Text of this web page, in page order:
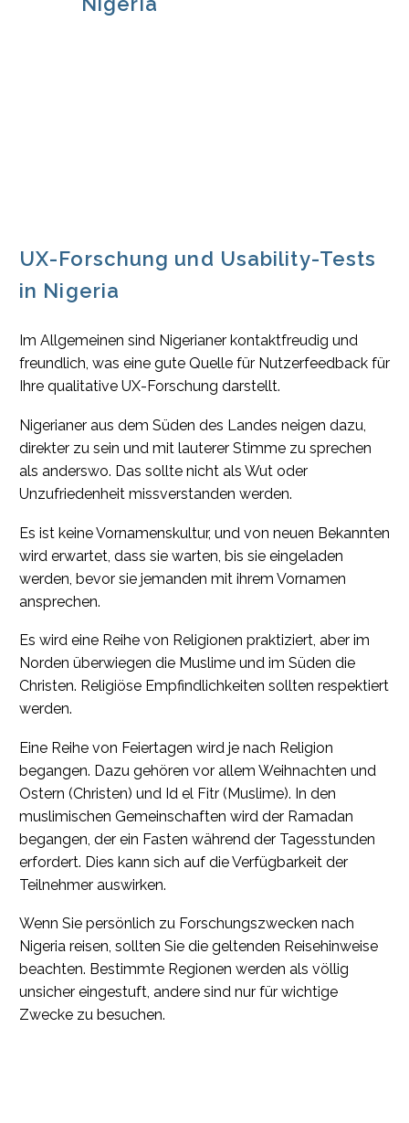
UX-Forschung und Usability-Tests
in Nigeria
Im Allgemeinen sind Nigerianer kontaktfreudig und
freundlich, was eine gute Quelle für Nutzerfeedback für
Ihre qualitative UX-Forschung darstellt.
Nigerianer aus dem Süden des Landes neigen dazu,
direkter zu sein und mit lauterer Stimme zu sprechen
als anderswo. Das sollte nicht als Wut oder
Unzufriedenheit missverstanden werden.
Es ist keine Vornamenskultur, und von neuen Bekannten
wird erwartet, dass sie warten, bis sie eingeladen
werden, bevor sie jemanden mit ihrem Vornamen
ansprechen.
Es wird eine Reihe von Religionen praktiziert, aber im
Norden überwiegen die Muslime und im Süden die
Christen. Religiöse Empfindlichkeiten sollten respektiert
werden.
Eine Reihe von Feiertagen wird je nach Religion
begangen. Dazu gehören vor allem Weihnachten und
Ostern (Christen) und Id el Fitr (Muslime). In den
muslimischen Gemeinschaften wird der Ramadan
begangen, der ein Fasten während der Tagesstunden
erfordert. Dies kann sich auf die Verfügbarkeit der
Teilnehmer auswirken.
Wenn Sie persönlich zu Forschungszwecken nach
Nigeria reisen, sollten Sie die geltenden Reisehinweise
beachten. Bestimmte Regionen werden als völlig
unsicher eingestuft, andere sind nur für wichtige
Zwecke zu besuchen.